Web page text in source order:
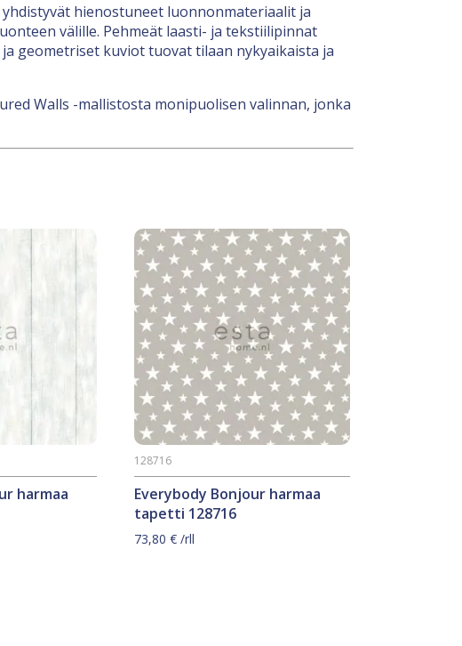
hienostuneet luonnonmateriaalit ja
välille. Pehmeät laasti- ja tekstiilipinnat
geometriset kuviot tuovat tilaan nykyaikaista ja
Walls -mallistosta monipuolisen valinnan, jonka
harmaa
Everybody Bonjour harmaa
tapetti 128716
128716
73,80€ /rll